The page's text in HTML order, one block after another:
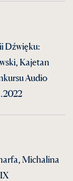
Dźwięku:
Kajetan
Audio
Michalina